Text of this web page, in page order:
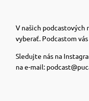
V našich podcastových
vyberať. Podcastom
Sledujte nás na
na e-mail: